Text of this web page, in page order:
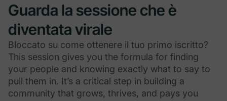
Guarda la sessione che è
diventata virale
Bloccato su come ottenere il tuo primo iscritto?
This session gives you the formula for finding
your people and knowing exactly what to say to
pull them in. It’s a critical step in building a
community that grows, thrives, and pays you